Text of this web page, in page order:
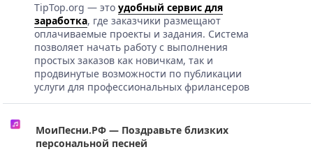
TipTop.org — это удобный сервис для
заработка, где заказчики размещают
оплачиваемые проекты и задания. Система
позволяет начать работу с выполнения
простых заказов как новичкам, так и
продвинутые возможности по публикации
услуги для профессиональных фрилансеров
МоиПесни.РФ — Поздравьте близких
персональной песней